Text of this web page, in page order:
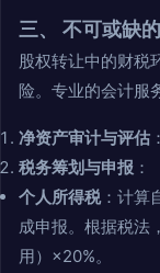
三、 不可或缺
股权转让中的财税
险。专业的会计服
净资产审计与评估
税务筹划与申报 ：
个人所得税：计算
成申报。根据税法
用）×20%。